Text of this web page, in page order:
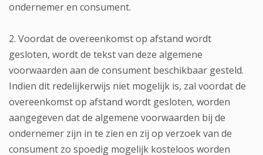
ondernemer en consument.
2. Voordat de overeenkomst op afstand wordt
gesloten, wordt de tekst van deze algemene
voorwaarden aan de consument beschikbaar gesteld.
Indien dit redelijkerwijs niet mogelijk is, zal voordat de
overeenkomst op afstand wordt gesloten, worden
aangegeven dat de algemene voorwaarden bij de
ondernemer zijn in te zien en zij op verzoek van de
consument zo spoedig mogelijk kosteloos worden